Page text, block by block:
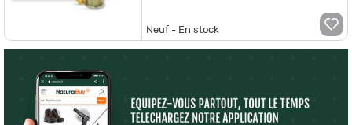
Neuf - En stock